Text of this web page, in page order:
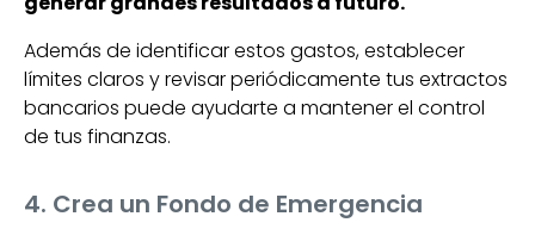
Además de identificar estos gastos, establecer
límites claros y revisar periódicamente tus extractos
bancarios puede ayudarte a mantener el control
de tus finanzas.
4. Crea un Fondo de Emergencia